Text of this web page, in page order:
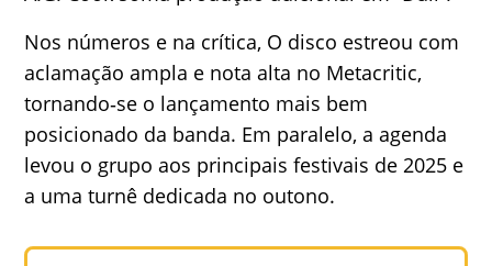
Nos números e na crítica, O disco estreou com
aclamação ampla e nota alta no Metacritic,
tornando‑se o lançamento mais bem
posicionado da banda. Em paralelo, a agenda
levou o grupo aos principais festivais de 2025 e
a uma turnê dedicada no outono.